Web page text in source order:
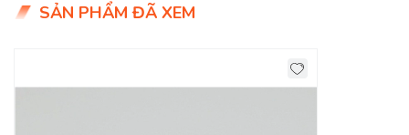
SẢN PHẨM ĐÃ XEM